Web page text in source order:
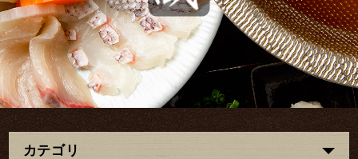
カテゴリ